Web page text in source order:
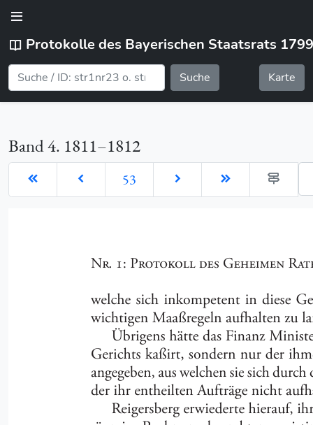
Protokolle des Bayerischen Staatsrats
Suche Karte
Band 4. 1811–1812
53